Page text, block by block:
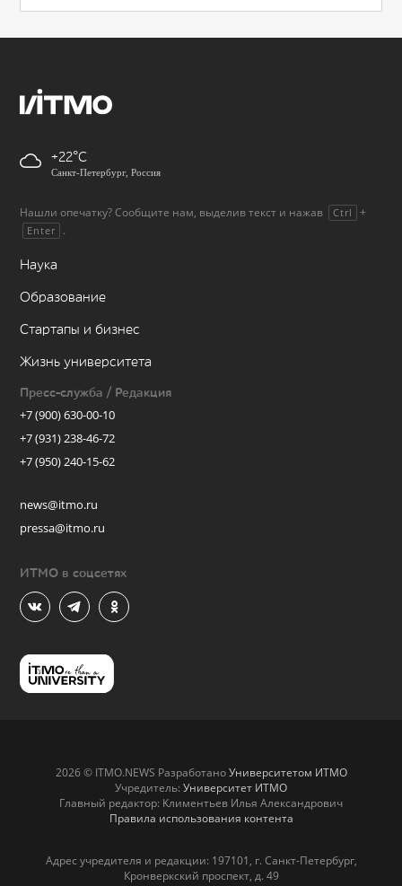
+22
Санкт-Петербург, Россия
Нашли опечатку? Сообщите нам, выделив текст и нажав Ctrl +
Enter .
Наука
Образование
Стартапы и бизнес
Жизнь университета
Пресс-служба / Редакция
+7 (900) 630-00-10
+7 (931) 238-46-72
+7 (950) 240-15-62
news@itmo.ru
pressa@itmo.ru
ИТМО в соцсетях
2026 © ITMO.NEWS РазработаноУниверситетом ИТМО
Учредитель: Университет ИТМО
Главный редактор: Климентьев Илья Александрович
Правила использования контента
Адрес учредителя и редакции: 197101, г. Санкт-Петербург,
Кронверкский проспект, д. 49